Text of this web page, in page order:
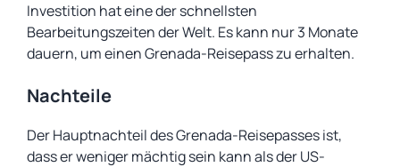
Investition hat eine der schnellsten
Bearbeitungszeiten der Welt. Es kann nur 3 Monate
dauern, um einen Grenada-Reisepass zu erhalten.
Nachteile
Der Hauptnachteil des Grenada-Reisepasses ist,
dass er weniger mächtig sein kann als der US-